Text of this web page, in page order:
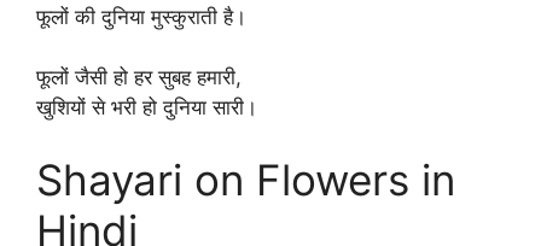
फूलों की दुनिया मुस्कुराती है।
फूलों जैसी हो हर सुबह हमारी,
खुशियों से भरी हो दुनिया सारी।
Shayari on Flowers in
Hindi